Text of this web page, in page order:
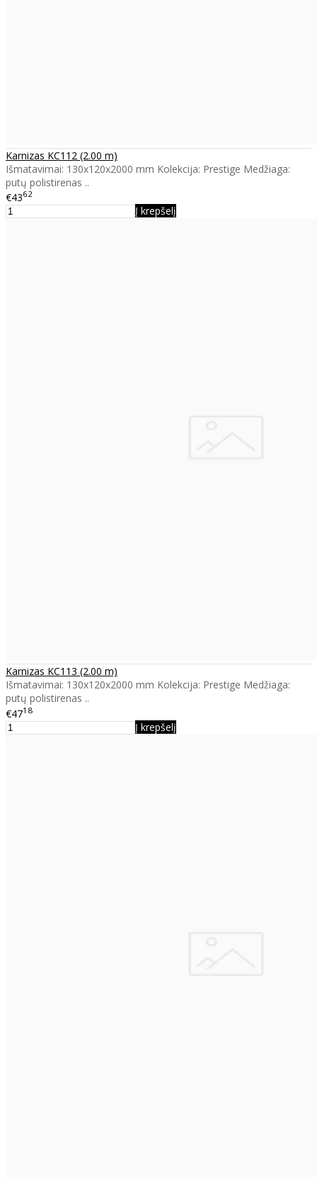
Karnizas KC112 (2.00 m)
Išmatavimai: 130x120x2000 mm Kolekcija: Prestige Medžiaga:
putų polistirenas ..
€4362
Į krepšelį
Karnizas KC113 (2.00 m)
Išmatavimai: 130x120x2000 mm Kolekcija: Prestige Medžiaga:
putų polistirenas ..
€4718
Į krepšelį